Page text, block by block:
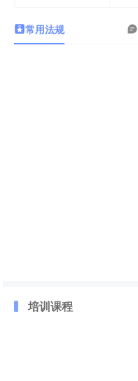
常用法规
培训课程